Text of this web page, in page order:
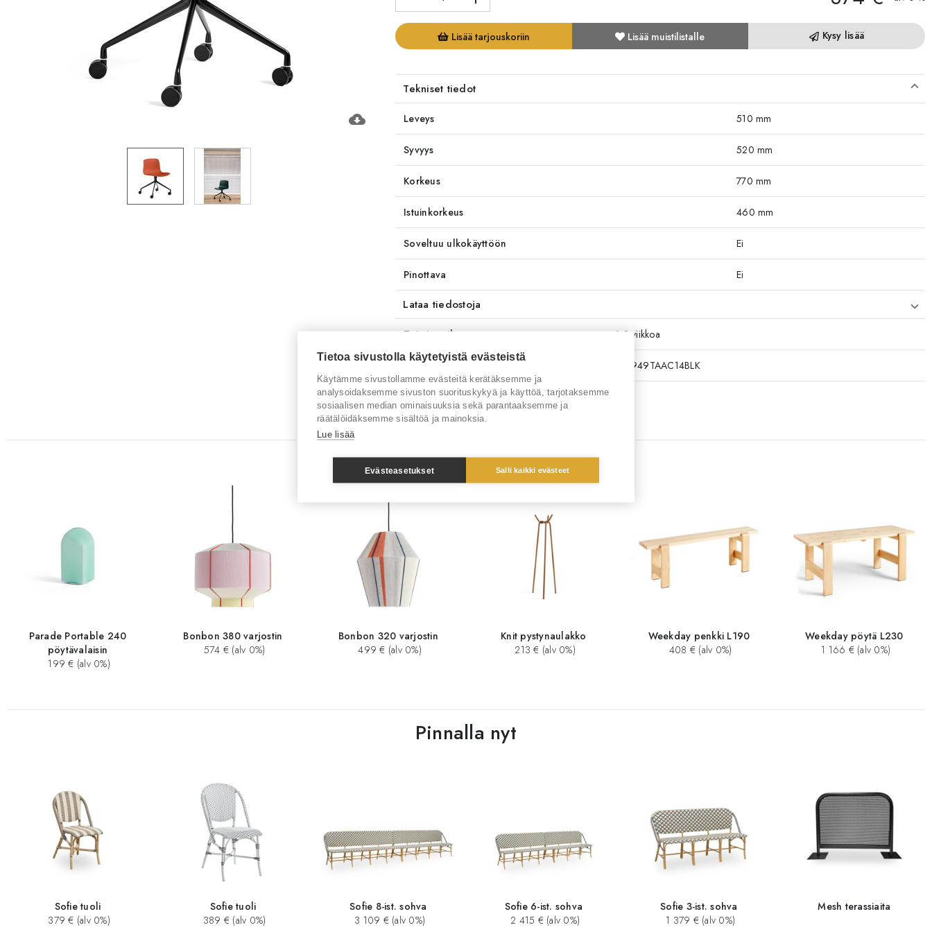
cloud_download
Lisää tarjouskoriin Lisää muistilistalle Kysy lisää
Tekniset tiedot
Leveys 510 mm
Syvyys 520 mm
Korkeus 770 mm
Istuinkorkeus 460 mm
Soveltuu ulkokäyttöön Ei
Pinottava Ei
Lataa tiedostoja
Toimitusaika 6-8 viikkoa
Tuotenumero RT3949TAAC14BLK
Tuotemerkki
Sinua saattaisi kiinnostaa myös
Parade Portable 240
pöytävalaisin
199 € (alv 0%)
Bonbon 380 varjostin
574 € (alv 0%)
Bonbon 320 varjostin
499 € (alv 0%)
Knit pystynaulakko
213 € (alv 0%)
Weekday penkki L190
408 € (alv 0%)
Weekday pöytä L230
1 166 € (alv 0%)
Pinnalla nyt
Sofie tuoli
379 € (alv 0%)
Sofie tuoli
389 € (alv 0%)
Sofie 8-ist. sohva
3 109 € (alv 0%)
Sofie 6-ist. sohva
2 415 € (alv 0%)
Sofie 3-ist. sohva
1 379 € (alv 0%)
Mesh terassiaita
Tietoa sivustolla käytetyistä evästeistä
Käytämme sivustollamme evästeitä kerätäksemme ja
analysoidaksemme sivuston suorituskykyä ja käyttöä, tarjotaksemme
sosiaalisen median ominaisuuksia sekä parantaaksemme ja
räätälöidäksemme sisältöä ja mainoksia.
Lue lisää
Evästeasetukset Salli kaikki evästeet